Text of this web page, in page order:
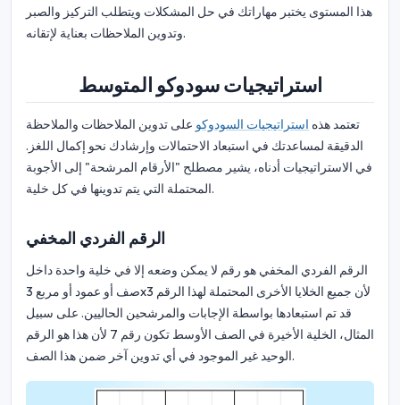
هذا المستوى يختبر مهاراتك في حل المشكلات ويتطلب التركيز والصبر
وتدوين الملاحظات بعناية لإتقانه.
استراتيجيات سودوكو المتوسط
تعتمد هذه استراتيجيات السودوكو على تدوين الملاحظات والملاحظة
الدقيقة لمساعدتك في استبعاد الاحتمالات وإرشادك نحو إكمال اللغز.
في الاستراتيجيات أدناه، يشير مصطلح "الأرقام المرشحة" إلى الأجوبة
المحتملة التي يتم تدوينها في كل خلية.
الرقم الفردي المخفي
الرقم الفردي المخفي هو رقم لا يمكن وضعه إلا في خلية واحدة داخل
صف أو عمود أو مربع 3x3 لأن جميع الخلايا الأخرى المحتملة لهذا الرقم
قد تم استبعادها بواسطة الإجابات والمرشحين الحاليين. على سبيل
المثال، الخلية الأخيرة في الصف الأوسط تكون رقم 7 لأن هذا هو الرقم
الوحيد غير الموجود في أي تدوين آخر ضمن هذا الصف.